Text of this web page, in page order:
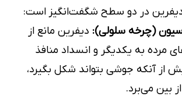
در دو سطح شگفت‌انگیز است:
(چرخه سلولی): دیفرین مانع از
مرده به یکدیگر و انسداد منافذ
از آنکه جوشی بتواند شکل بگیرد،
بین می‌برد.